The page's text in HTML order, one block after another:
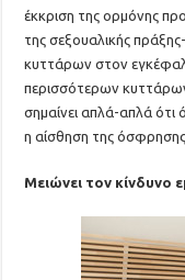
έκκριση της ορμόνης
της σεξουαλικής
κυττάρων στον
περισσότερων
σημαίνει απλά-απλά
η αίσθηση της
Μειώνει τον κίνδυνο